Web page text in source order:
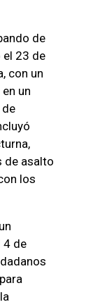
de
el 23 de
con un
un
de asalto
los
4 de